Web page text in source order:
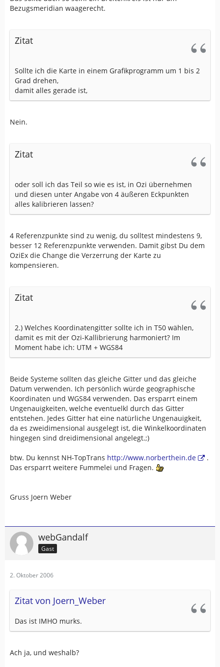
Bezugsmeridian waagerecht.
Zitat
Sollte ich die Karte in einem Grafikprogramm um 1 bis 2
Grad drehen,
damit alles gerade ist,
Nein.
Zitat
oder soll ich das Teil so wie es ist, in Ozi übernehmen
und diesen unter Angabe von 4 äußeren Eckpunkten
alles kalibrieren lassen?
4 Referenzpunkte sind zu wenig, du solltest mindestens 9,
besser 12 Referenzpunkte verwenden. Damit gibst Du dem
OziEx die Change die Verzerrung der Karte zu
kompensieren.
Zitat
2.) Welches Koordinatengitter sollte ich in T50 wählen,
damit es mit der Ozi-Kallibrierung harmoniert? Im
Moment habe ich: UTM + WGS84
Beide Systeme sollten das gleiche Gitter und das gleiche
Datum verwenden. Ich persönlich würde geographische
Koordinaten und WGS84 verwenden. Das ersparrt einem
Ungenauigkeiten, welche eventuelkl durch das Gitter
entstehen. Jedes Gitter hat eine natürliche Ungenauigkeit,
da es zweidimensional ausgelegt ist, die Winkelkoordinaten
hingegen sind dreidimensional angelegt.;)
btw. Du kennst NH-TopTrans http://www.norberthein.de
.
Das ersparrt weitere Fummelei und Fragen.
Gruss Joern Weber
webGandalf
Gast
2. Oktober 2006
Zitat von Joern_Weber
Das ist IMHO murks.
Ach ja, und weshalb?